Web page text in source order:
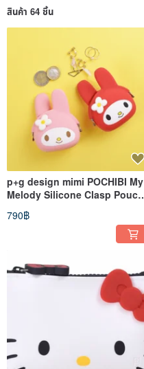
สินค้า 64 ชิ้น
p+g design mimi POCHIBI My
Melody Silicone Clasp Pouch
(Two Colors)
790฿